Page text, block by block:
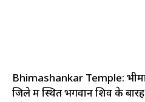
Bhimashankar Temple:
जिले में स्थित भगवान शिव के